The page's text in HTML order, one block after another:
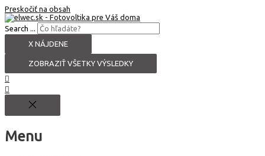
Preskočiť na obsah
Search ...
X NÁJDENE
ZOBRAZIŤ VŠETKY VÝSLEDKY
Menu